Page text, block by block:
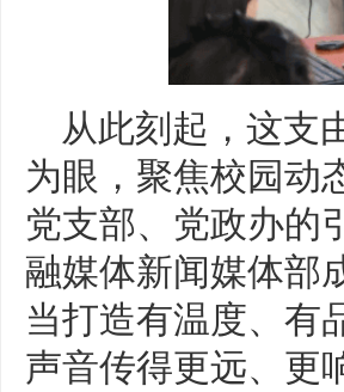
从此刻起，这支
为眼，聚焦校园动
党支部、党政办的
融媒体新闻媒体部
当打造有温度、有
声音传得更远、更